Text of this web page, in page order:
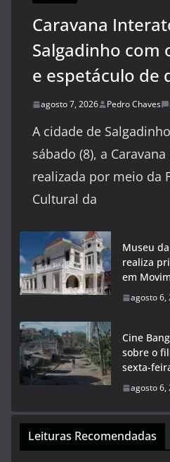
Caravana
Salgadinho com
e espetáculo de
agosto 7, 2026 Pedro Chaves
A cidade de
sábado (8), a
realizada por meio da
Cultural da
Museu
realiza
em
agosto 6,
Cine
sobre o
sexta-
agosto 6,
Leituras Recomendadas